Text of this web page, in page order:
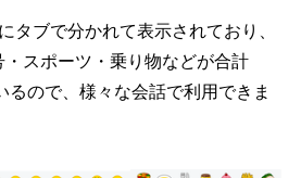
タブで分かれて表示されており、
スポーツ・乗り物などが合計
るので、様々な会話で利用できま